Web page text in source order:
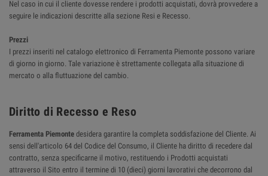
Nel caso in cui il cliente dovesse rendere i prodotti acquistati, dovrà provvedere a
seguire le indicazioni descritte alla sezione Resi e Recesso.
Prezzi
I prezzi inseriti nel catalogo elettronico di Ferramenta Piemonte possono variare
di giorno in giorno. Tale variazione è strettamente collegata alla situazione di
mercato o alla fluttuazione del cambio.
Diritto di Recesso e Reso
Ferramenta Piemonte desidera garantire la completa soddisfazione del Cliente. Ai
sensi dell'articolo 64 del Codice del Consumo, il Cliente ha diritto di recedere dal
contratto, senza specificarne il motivo, restituendo i Prodotti acquistati
attraverso il Sito entro il termine di 10 (dieci) giorni lavorativi che decorrono dal